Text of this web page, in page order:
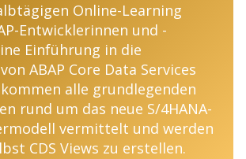
Online-Learning
Entwicklerinnen und -
Einführung in die
ABAP Core Data Services
alle grundlegenden
rund um das neue S/4HANA-
vermittelt und werden
CDS Views zu erstellen.